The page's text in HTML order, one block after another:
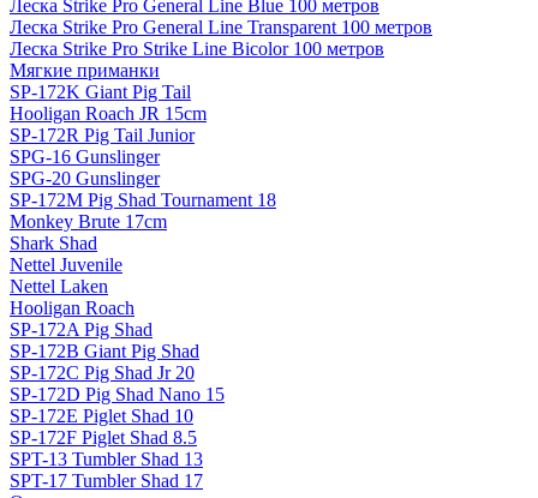
Леска Strike Pro General Line Blue 100 метров
Леска Strike Pro General Line Transparent 100 метров
Леска Strike Pro Strike Line Bicolor 100 метров
Мягкие приманки
SP-172K Giant Pig Tail
Hooligan Roach JR 15cm
SP-172R Pig Tail Junior
SPG-16 Gunslinger
SPG-20 Gunslinger
SP-172M Pig Shad Tournament 18
Monkey Brute 17cm
Shark Shad
Nettel Juvenile
Nettel Laken
Hooligan Roach
SP-172A Pig Shad
SP-172B Giant Pig Shad
SP-172C Pig Shad Jr 20
SP-172D Pig Shad Nano 15
SP-172E Piglet Shad 10
SP-172F Piglet Shad 8.5
SPT-13 Tumbler Shad 13
SPT-17 Tumbler Shad 17